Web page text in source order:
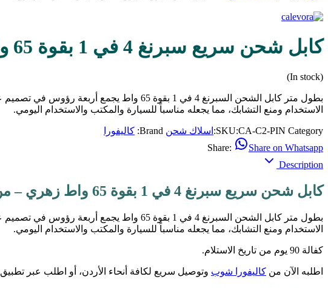
كابل شحن سريع سبرنغ 4 في 1 بقوة 65 واط زهري
(In stock)
الاستخدام ومنع التشابك، مما يجعله مناسباً للسيارة والمكتب والاستخدام اليومي.
SKU:CA-C2-PIN Category: اسلاك شحن Brand: كاليفورا
Share:
Share on Whatsapp
Description
كابل شحن سريع سبرنغ 4 في 1 بقوة 65 واط زهري – من كاليفورا شوب
الاستخدام ومنع التشابك، مما يجعله مناسباً للسيارة والمكتب والاستخدام اليومي.
كفالة 90 يوم من تاريخ الاستلام.
اطلبه الآن من كاليفورا شوب وتوصيل سريع لكافة أنحاء الأردن، أو اطلب عبر تطبيق